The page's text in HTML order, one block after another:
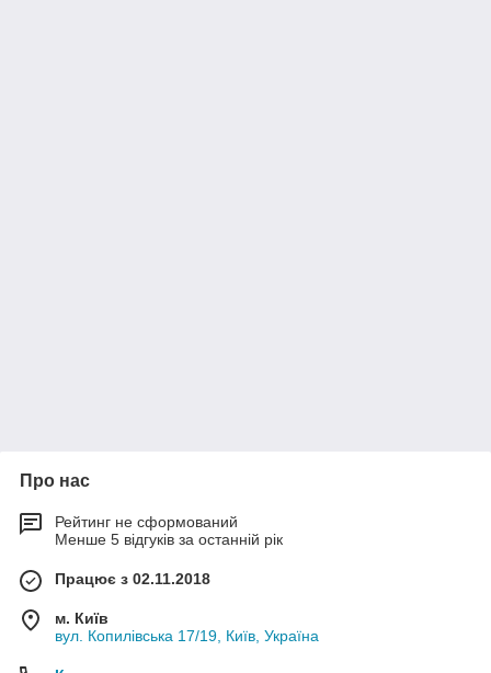
Про нас
Рейтинг не сформований
Менше 5 відгуків за останній рік
Працює з 02.11.2018
м. Київ
вул. Копилівська 17/19, Київ, Україна